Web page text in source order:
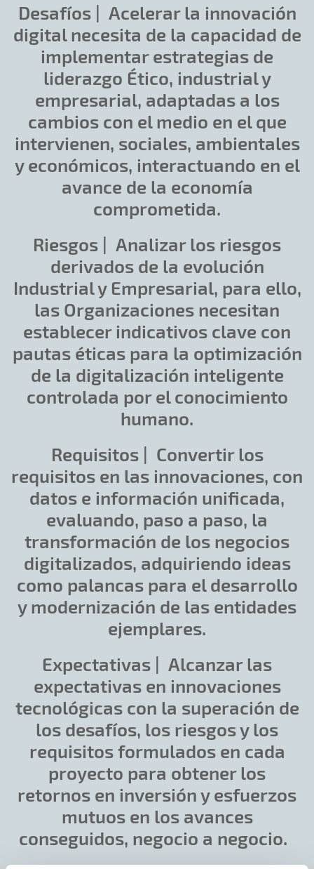
Desafíos | Acelerar la innovación
digital necesita de la capacidad de
implementar estrategias de
liderazgo Ético, industrial y
empresarial, adaptadas a los
cambios con el medio en el que
intervienen, sociales, ambientales
y económicos, interactuando en el
avance de la economía
comprometida.
Riesgos | Analizar los riesgos
derivados de la evolución
Industrial y Empresarial, para ello,
las Organizaciones necesitan
establecer indicativos clave con
pautas éticas para la optimización
de la digitalización inteligente
controlada por el conocimiento
humano.
Requisitos | Convertir los
requisitos en las innovaciones, con
datos e información unificada,
evaluando, paso a paso, la
transformación de los negocios
digitalizados, adquiriendo ideas
como palancas para el desarrollo
y modernización de las entidades
ejemplares.
Expectativas | Alcanzar las
expectativas en innovaciones
tecnológicas con la superación de
los desafíos, los riesgos y los
requisitos formulados en cada
proyecto para obtener los
retornos en inversión y esfuerzos
mutuos en los avances
conseguidos, negocio a negocio.